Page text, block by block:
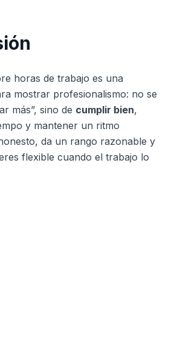
horas de trabajo es una
mostrar profesionalismo: no se
más”, sino de cumplir bien,
y mantener un ritmo
da un rango razonable y
flexible cuando el trabajo lo